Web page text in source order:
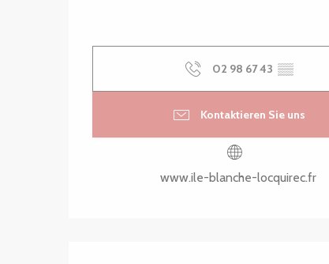
02 98 67 43 ▒▒
Kontaktieren Sie uns
www.ile-blanche-locquirec.fr